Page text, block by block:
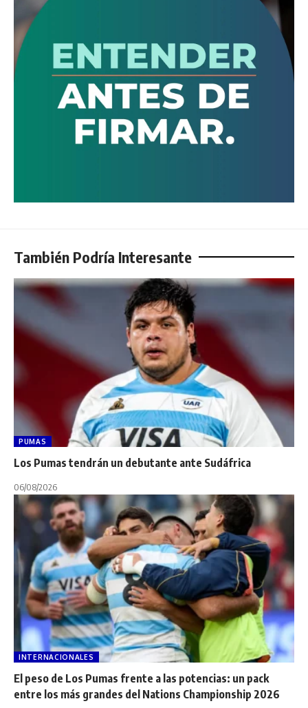
También Podría Interesante
PUMAS
Los Pumas tendrán un debutante ante Sudáfrica
06/08/2026
INTERNACIONALES
El peso de Los Pumas frente a las potencias: un pack
entre los más grandes del Nations Championship 2026